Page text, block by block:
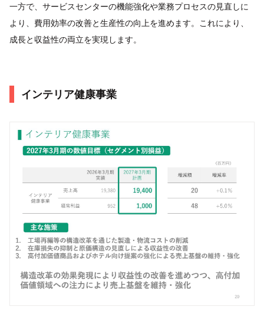
一方で、サービスセンターの機能強化や業務プロセスの見直しに
より、費用効率の改善と生産性の向上を進めます。これにより、
成長と収益性の両立を実現します。
インテリア健康事業